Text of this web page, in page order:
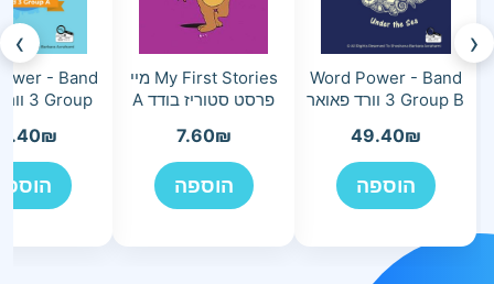
‹
Word Power - Band
3 Group B וורד פאואר
49.40₪
הוספה
My First Stories מיי
פרסט סטוריז בודד A
7.60₪
הוספה
- Band
3 Group וורד פאואר
₪
›